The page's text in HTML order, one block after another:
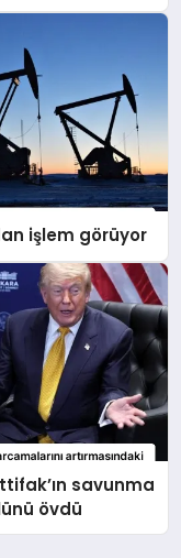
işlem görüyor
savunma
övdü